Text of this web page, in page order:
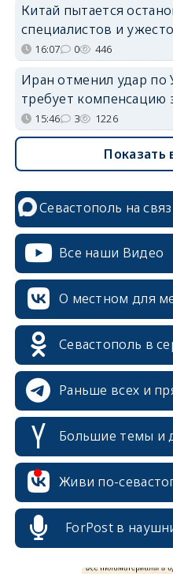
Китай пытается
специалистов и
16:07 0 446
Иран отменил удар по
требует компенсацию
15:46 3 1226
Показать
Севастополь на
Все наши Видео
О местном для
Севастополь в
Раньше всех и
Большие темы и
Живи по-
ForPost в